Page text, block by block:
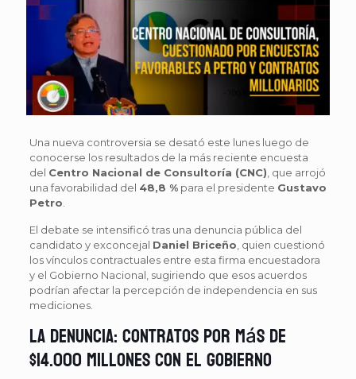
Una nueva controversia se desató este lunes luego de
conocerse los resultados de la más reciente encuesta
del Centro Nacional de Consultoría (CNC) , que arrojó
una favorabilidad del 48,8 %para el presidente Gustavo
Petro
El debate se intensificó tras una denuncia pública del
candidato y exconcejal Daniel Briceño , quien cuestionó
los vínculos contractuales entre esta firma encuestadora
y el Gobierno Nacional, sugiriendo que esos acuerdos
podrían afectar la percepción de independencia en sus
mediciones.
La denuncia: contratos por más de
$14.000 millones con el Gobierno